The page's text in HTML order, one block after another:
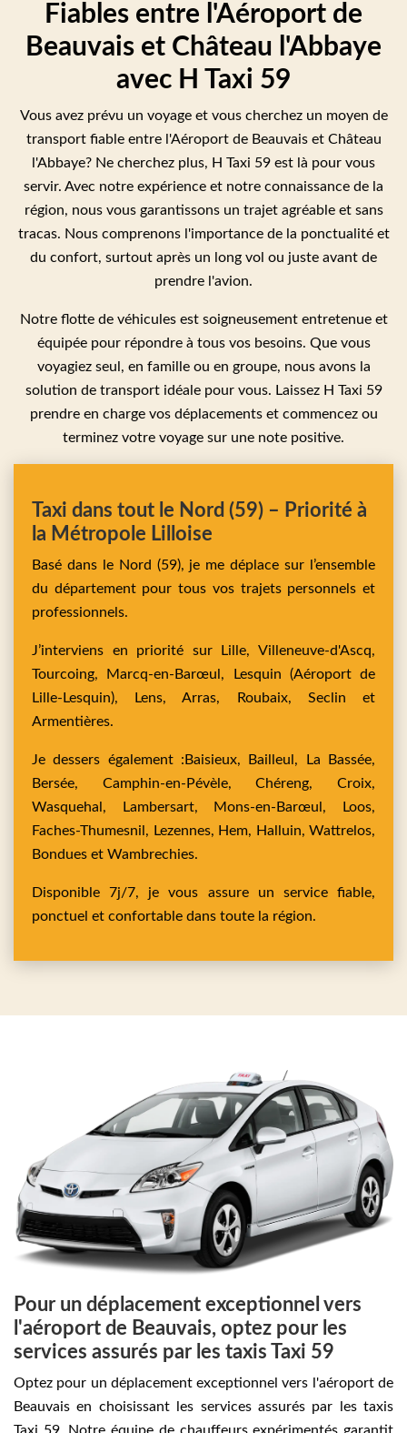
Fiables entre l'Aéroport de
Beauvais et Château l'Abbaye
avec H Taxi 59
Vous avez prévu un voyage et vous cherchez un moyen de
transport fiable entre l'Aéroport de Beauvais et Château
l'Abbaye? Ne cherchez plus, H Taxi 59 est là pour vous
servir. Avec notre expérience et notre connaissance de la
région, nous vous garantissons un trajet agréable et sans
tracas. Nous comprenons l'importance de la ponctualité et
du confort, surtout après un long vol ou juste avant de
prendre l'avion.
Notre flotte de véhicules est soigneusement entretenue et
équipée pour répondre à tous vos besoins. Que vous
voyagiez seul, en famille ou en groupe, nous avons la
solution de transport idéale pour vous. Laissez H Taxi 59
prendre en charge vos déplacements et commencez ou
terminez votre voyage sur une note positive.
Taxi dans tout le Nord (59) – Priorité à
la Métropole Lilloise
Basé dans le Nord (59), je me déplace sur l’ensemble
du département pour tous vos trajets personnels et
professionnels.
J’interviens en priorité surLille,Villeneuve-d'Ascq,
Tourcoing,
Marcq-en-Barœul, Lesquin (Aéroport de
Lille-Lesquin), Lens,Arras, Roubaix, Seclin et
Armentières.
Je dessers également : Baisieux, Bailleul,
La Bassée,
Bersée, Camphin-en-Pévèle,Chéreng,Croix,
Wasquehal,
Lambersart, Mons-en-Barœul,
Loos,
Faches-Thumesnil, Lezennes, Hem, Halluin, Wattrelos,
Bondues et Wambrechies.
Disponible 7j/7, je vous assure un service fiable,
ponctuel et confortable dans toute la région.
Pour un déplacement exceptionnel vers
l'aéroport de Beauvais, optez pour les
services assurés par les taxis Taxi 59
Optez pour un déplacement exceptionnel vers l'aéroport de
Beauvais en choisissant les services assurés par les taxis